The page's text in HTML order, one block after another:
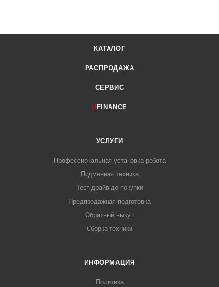
КАТАЛОГ
РАСПРОДАЖА
СЕРВИС
U FINANCE
УСЛУГИ
Профессиональная установка робота
Подменная техника
Тест-драйв до покупки
Предпродажная подготовка
Обратный выкуп
Сборка техники
ИНФОРМАЦИЯ
Политика